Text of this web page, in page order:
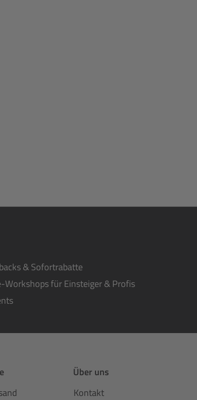
& Sofortrabatte
für Einsteiger & Profis
Über uns
Kontakt